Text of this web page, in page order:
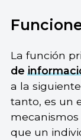
La función
de
a la
tanto, es un
que un